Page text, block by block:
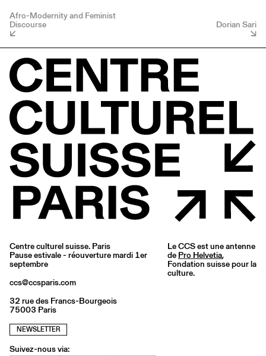
Afro-Modernity and Feminist
Discourse Dorian Sari
Centre culturel suisse. Paris
Pause estivale - réouverture mardi 1er
septembre
ccs@ccsparis.com
32 rue des Francs-Bourgeois
75003 Paris
NEWSLETTER
Suivez-nous via:
Le CCS est une antenne
de Pro Helvetia,
Fondation suisse pour la
culture.